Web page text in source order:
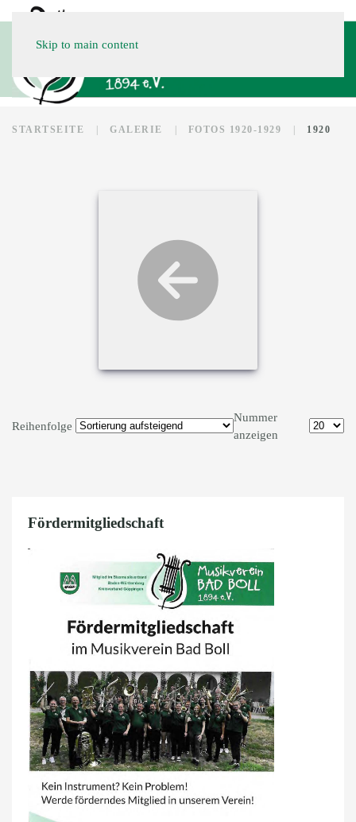
Skip to main content
STARTSEITE GALERIE FOTOS 1920-1929 1920
Reihenfolge
Nummer
anzeigen
Fördermitgliedschaft